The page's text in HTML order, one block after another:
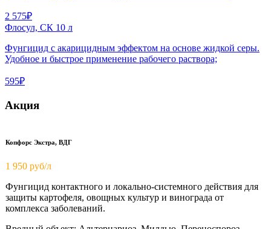
2 575₽
Флосул, СК 10 л
Фунгицид с акарицидным эффектом на основе жидкой серы.
Удобное и быстрое применение рабочего раствора;
595₽
Акция
Копфорс Экстра, ВДГ
1 950 руб/л
Фунгицид контактного и локально-системного действия для
защиты картофеля, овощных культур и винограда от
комплекса заболеваний.